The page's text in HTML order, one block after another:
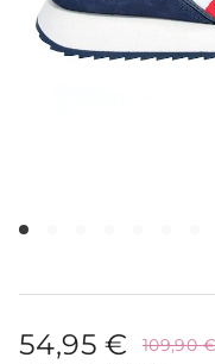
54,95 € 109,90 €